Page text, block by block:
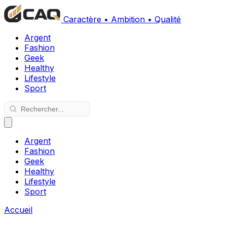
Caractère • Ambition • Qualité
Argent
Fashion
Geek
Healthy
Lifestyle
Sport
Argent
Fashion
Geek
Healthy
Lifestyle
Sport
Accueil